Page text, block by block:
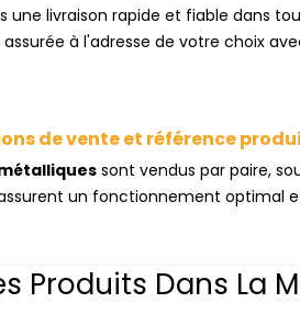
une livraison rapide et fiable dans
assurée à l'adresse de votre choix
de vente et référence
sont vendus par paire,
un fonctionnement optimal
Produits Dans La